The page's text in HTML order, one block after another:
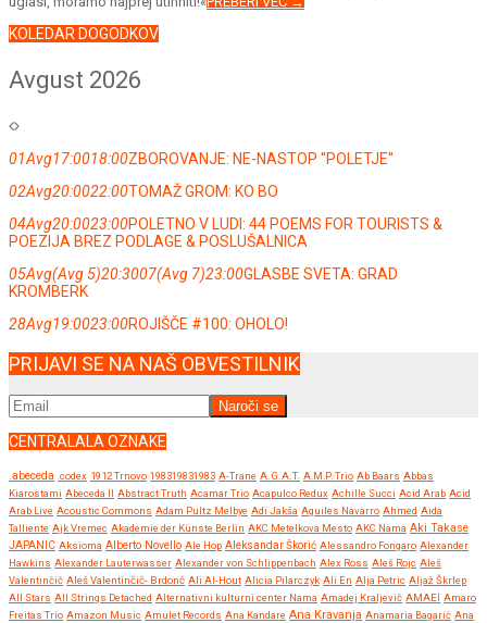
KOLEDAR DOGODKOV
Avgust 2026
01Avg17:0018:00ZBOROVANJE: NE-NASTOP ''POLETJE''
02Avg20:0022:00TOMAŽ GROM: KO BO
04Avg20:0023:00POLETNO V LUDI: 44 POEMS FOR TOURISTS &
POEZIJA BREZ PODLAGE & POSLUŠALNICA
05Avg(Avg 5)20:3007(Avg 7)23:00GLASBE SVETA: GRAD
KROMBERK
28Avg19:0023:00ROJIŠČE #100: OHOLO!
PRIJAVI SE NA NAŠ OBVESTILNIK
CENTRALALA OZNAKE
.abeceda .codex 1912 Trnovo 198319831983 A-Trane A.G.A.T. A.M.P. Trio Ab Baars Abbas
Kiarostami Abeceda II Abstract Truth Acamar Trio Acapulco Redux Achille Succi Acid Arab Acid
Arab Live Acoustic Commons Adam Pultz Melbye Adi Jakša Aguiles Navarro Ahmed Aida
Talliente Ajk Vremec Akademie der Künste Berlin AKC Metelkova Mesto AKC Nama Aki Takase
JAPANIC Aksioma Alberto Novello Ale Hop Aleksandar Škorić Alessandro Fongaro Alexander
Hawkins Alexander Lauterwasser Alexander von Schlippenbach Alex Ross Aleš Rojc Aleš
Valentinčič Aleš Valentinčič- Brdonč Ali Al-Hout Alicia Pilarczyk Ali En Alja Petric Aljaž Škrlep
All Stars All Strings Detached Alternativni kulturni center Nama Amadej Kraljevič AMAEI Amaro
Freitas Trio Amazon Music Amulet Records Ana Kandare Ana Kravanja Anamaria Bagarić Ana